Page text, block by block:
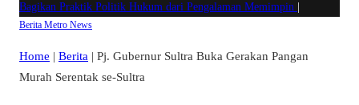
Bagikan Praktik Politik Hukum dari Pengalaman Memimpin
Berita Metro News
Home | Berita | Pj. Gubernur Sultra Buka Gerakan Pangan
Murah Serentak se-Sultra